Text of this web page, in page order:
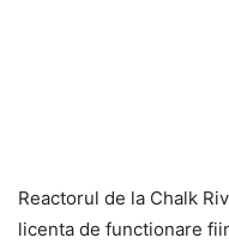
Reactorul de la Chalk
licenta de functionare